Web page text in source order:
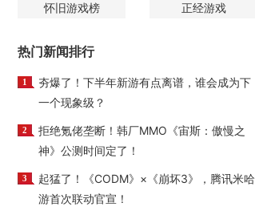
怀旧游戏榜 正经游戏
热门新闻排行
1
夯爆了！下半年新游有点离谱，谁会成为下
一个现象级？
2
拒绝氪佬垄断！韩厂MMO《宙斯：傲慢之
神》公测时间定了！
3
起猛了！《CODM》×《崩坏3》，腾讯米哈
游首次联动官宣！